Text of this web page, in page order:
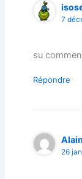
7
su
Répondre
26